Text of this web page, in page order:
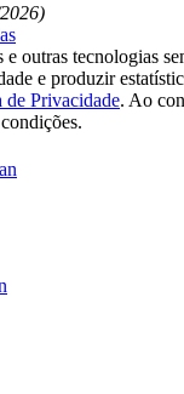
outras tecnologias
e produzir
de Privacidade. Ao